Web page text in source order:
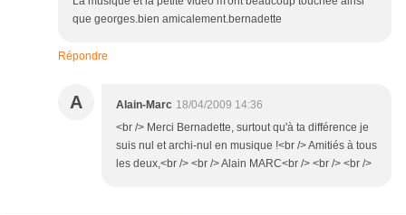
que georges.bien amicalement.bernadette
Répondre
A Alain-Marc 18/04/2009 14:36
<br /> Merci Bernadette, surtout qu'à ta différence je
suis nul et archi-nul en musique !<br /> Amitiés à tous
les deux,<br /> <br /> Alain MARC<br /> <br /> <br />